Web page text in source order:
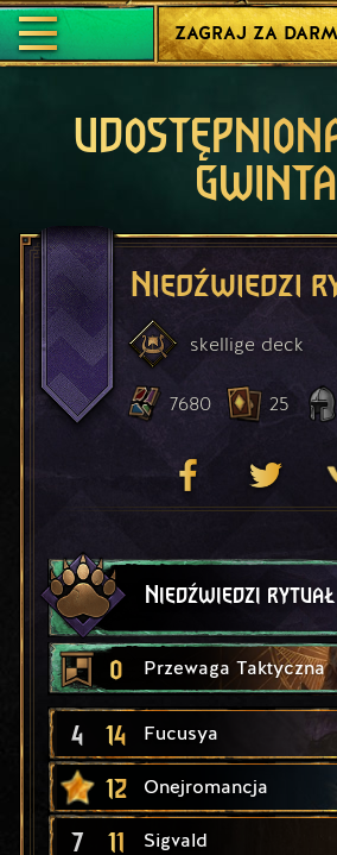
ZAGRAJ ZA
GWINTA
Niedźwiedzi
skellige deck
7680 25
Niedźwiedzi rytuał
0 Przewaga Taktyczna
4 14 Fucusya
12 Onejromancja
7 11 Sigvald